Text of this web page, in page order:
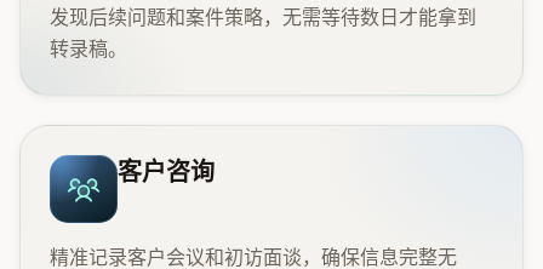
发现后续问题和案件策略，无需等待数日才能拿到
转录稿。
客户咨询
精准记录客户会议和初访面谈，确保信息完整无